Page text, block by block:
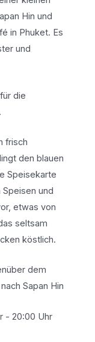
Hin und
in Phuket. Es
und
die
frisch
den blauen
Speisekarte
und
etwas von
seltsam
köstlich.
dem
Sapan Hin
- 20:00 Uhr